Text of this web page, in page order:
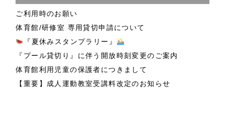
ご利用時のお願い
体育館/研修室 専用貸切申請について
『夏休みスタンプラリー』
『プール貸切り』に伴う開放時刻変更のご案内
体育館利用児童の保護者につきまして
【重要】成人運動教室受講料改定のお知らせ